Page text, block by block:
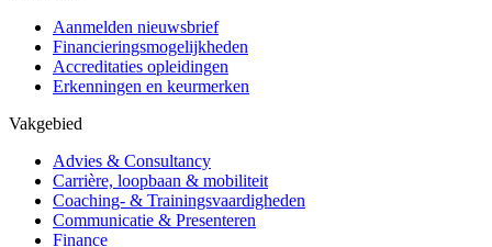
Aanmelden nieuwsbrief
Financieringsmogelijkheden
Accreditaties opleidingen
Erkenningen en keurmerken
Vakgebied
Advies & Consultancy
Carrière, loopbaan & mobiliteit
Coaching- & Trainingsvaardigheden
Communicatie & Presenteren
Finance